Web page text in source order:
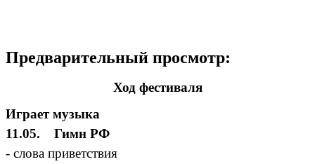
Предварительный просмотр:
Ход фестиваля
Играет музыка
11.05. Гимн РФ
- слова приветствия